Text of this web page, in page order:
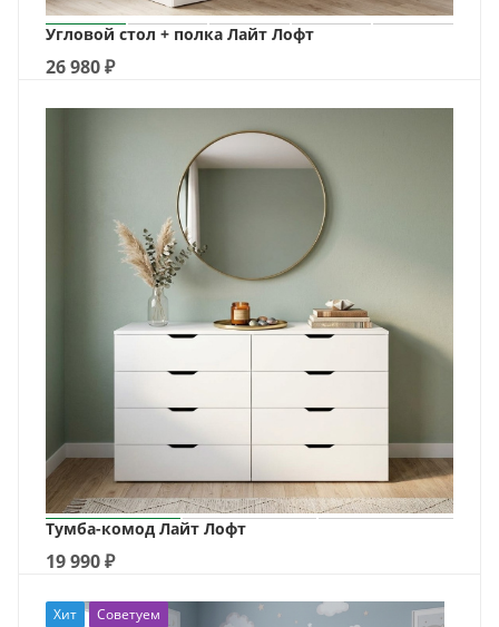
Угловой стол + полка Лайт Лофт
26 980₽
Тумба-комод Лайт Лофт
19 990₽
Хит Советуем